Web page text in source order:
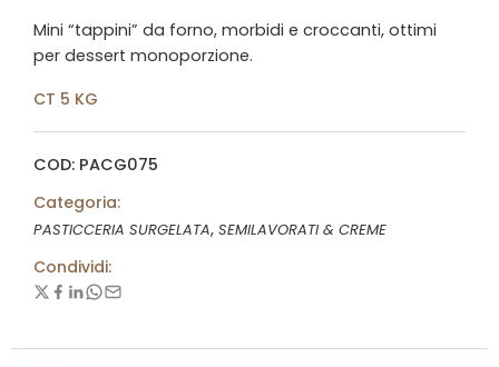
Mini “tappini” da forno, morbidi e croccanti, ottimi
per dessert monoporzione.
CT 5 KG
COD: PACG075
Categoria:
PASTICCERIA SURGELATA, SEMILAVORATI & CREME
Condividi: